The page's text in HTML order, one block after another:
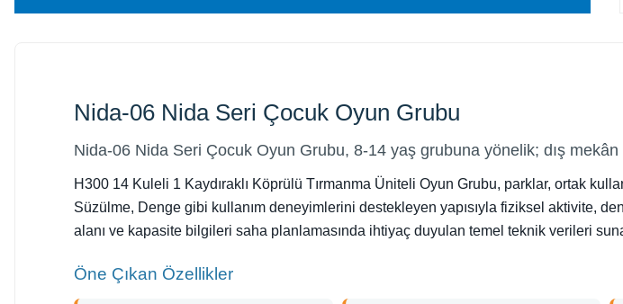
Nida-06 Nida Seri Çocuk Oyun Grubu
Nida-06 Nida Seri Çocuk Oyun Grubu, 8-14 yaş grubuna yönelik; dış
H300 14 Kuleli 1 Kaydıraklı Köprülü Tırmanma Üniteli Oyun Grubu, parklar, ortak
Süzülme, Denge gibi kullanım deneyimlerini destekleyen yapısıyla fiziksel aktivite,
alanı ve kapasite bilgileri saha planlamasında ihtiyaç duyulan temel teknik verileri
Öne Çıkan Özellikler